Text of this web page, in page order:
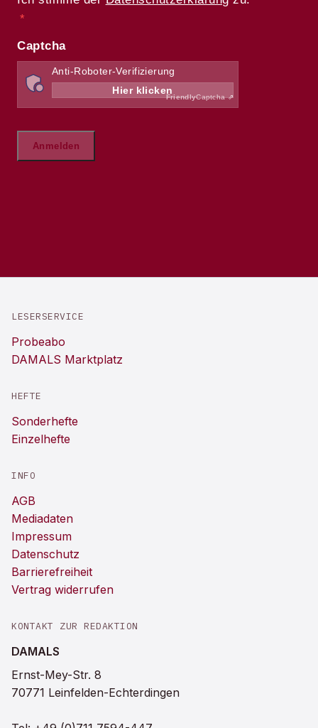
LESERSERVICE
Probeabo
DAMALS Marktplatz
HEFTE
Sonderhefte
Einzelhefte
INFO
AGB
Mediadaten
Impressum
Datenschutz
Barrierefreiheit
Vertrag widerrufen
KONTAKT ZUR REDAKTION
DAMALS
Ernst-Mey-Str. 8
70771 Leinfelden-Echterdingen